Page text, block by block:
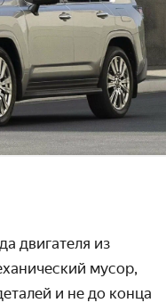
двигателя из
мусор,
и не до конца